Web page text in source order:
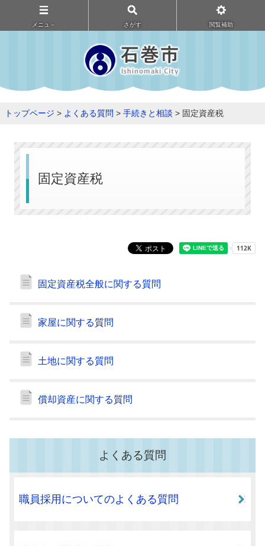
メニュ－ さがす 閲覧補助
トップページ > よくある質問 > 手続きと相談 > 固定資産税
固定資産税
固定資産税全般に関する質問
家屋に関する質問
土地に関する質問
償却資産に関する質問
よくある質問
職員採用についてのよくある質問